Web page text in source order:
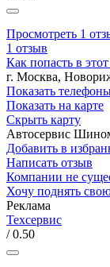
Просмотреть 1
1 отзыв
Как попасть в
г. Москва,
Показать
Показать на карте
Скрыть карту
Автосервис
Добавить в
Написать отзыв
Компании не
Хочу поднять
Реклама
Техсервис
/ 0.50